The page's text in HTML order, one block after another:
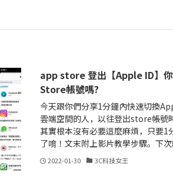
app store 登出【Apple ID】
Store帳號嗎?
今天跟你們分享1分鐘內快速切換
雲端空間的人，以往登出store帳號
其實根本沒有必要這麼麻煩，只要
了唷！文末附上影片教學步驟。下次
2022-01-30 3C科技女王